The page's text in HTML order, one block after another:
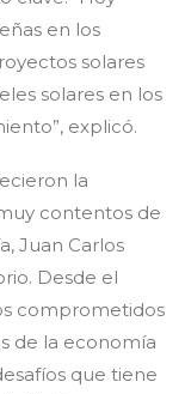
en los
solares
solares en los
explicó.
la
contentos de
Juan Carlos
Desde el
comprometidos
de la economía
que tiene